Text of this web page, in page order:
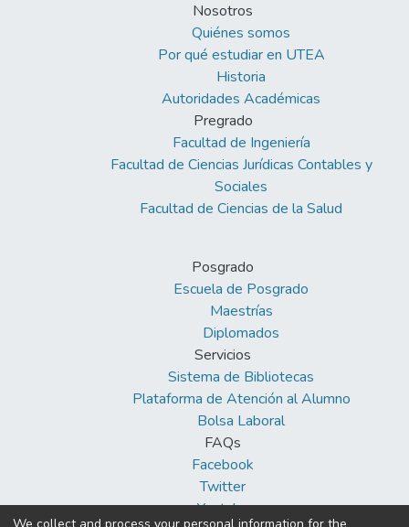
Nosotros
Quiénes somos
Por qué estudiar en UTEA
Historia
Autoridades Académicas
Pregrado
Facultad de Ingeniería
Facultad de Ciencias Jurídicas Contables y
Sociales
Facultad de Ciencias de la Salud
Posgrado
Escuela de Posgrado
Maestrías
Diplomados
Servicios
Sistema de Bibliotecas
Plataforma de Atención al Alumno
Bolsa Laboral
FAQs
Facebook
Twitter
Youtube